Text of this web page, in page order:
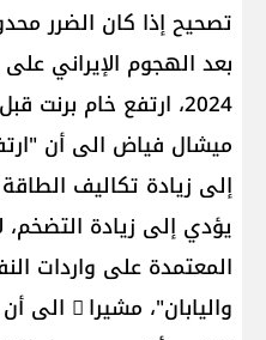
تصحيح إذا كان الضرر
بعد الهجوم الإيراني
2024، ارتفع خام
ميشال فياض الى أن
إلى زيادة تكاليف
يؤدي إلى زيادة
المعتمدة على واردات
واليابان"، مشيرا ً الى